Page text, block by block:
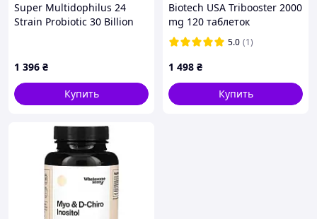
Super Multidophilus 24
Strain Probiotic 30 Billion
1 396 ₴
Купить
Biotech USA Tribooster 2000
mg 120 таблеток
5.0 (1)
1 498 ₴
Купить